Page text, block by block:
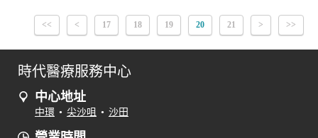
<< < 17 18 19 20 21 > >>
時代醫療服務中心
中心地址
中環 • 尖沙咀 • 沙田